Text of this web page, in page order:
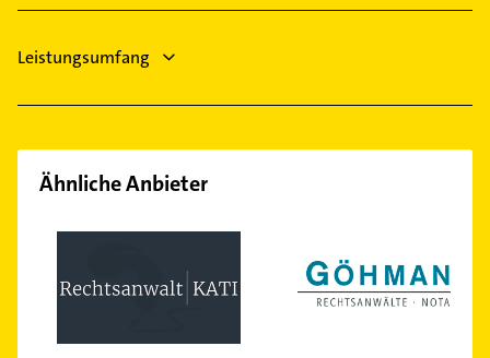
Linden-Mitte
Linden-Süd
Misburg-Nord
Mittelfeld
Oberricklingen
Leistungsumfang
Ähnliche Anbieter